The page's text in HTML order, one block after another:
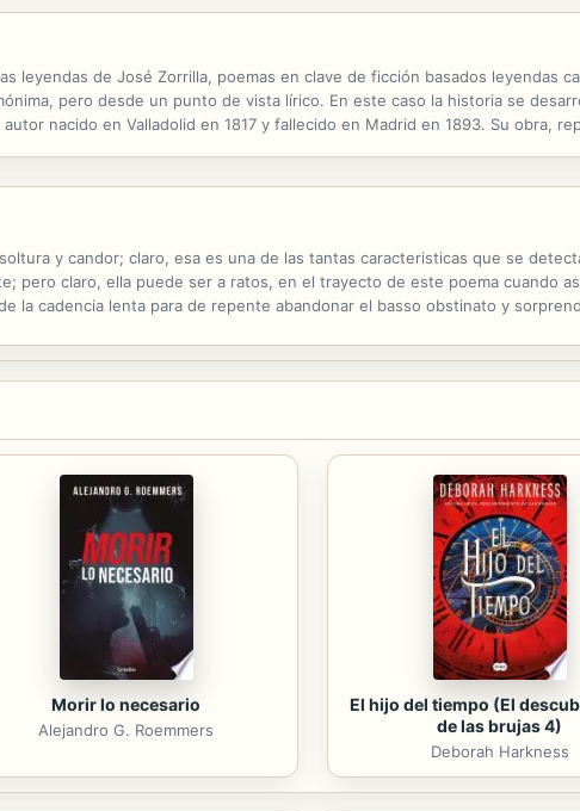
leyendas de José Zorrilla, poemas en clave de ficción basados leyendas
pero desde un punto de vista lírico. En este caso la historia se
nacido en Valladolid en 1817 y fallecido en Madrid en 1893. Su obra,
y candor; claro, esa es una de las tantas caracteristicas que se
pero claro, ella puede ser a ratos, en el trayecto de este poema cuando
la cadencia lenta para de repente abandonar el basso obstinato y
Morir lo necesario
Alejandro G. Roemmers
El hijo del tiempo (El
de las brujas 4)
Deborah Harkness